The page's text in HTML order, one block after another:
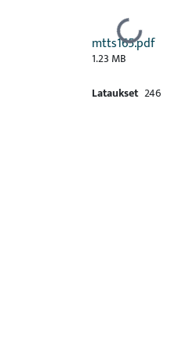
Ladataan...
mtts165.pdf
1.23 MB
Lataukset 246